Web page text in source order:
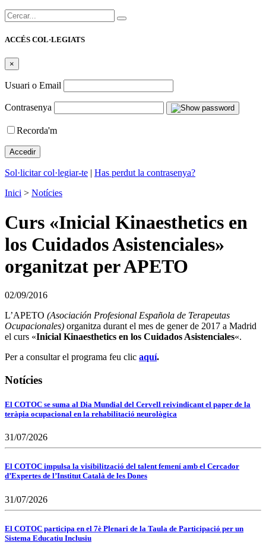
Cercar:
ACCÉS COL·LEGIATS
×
Usuari o Email
Contrasenya
Recorda'm
Sol·licitar col·legiar-te | Has perdut la contrasenya?
Inici > Notícies
Curs «Inicial Kinaesthetics en
los Cuidados Asistenciales»
organitzat per APETO
02/09/2016
L’APETO (Asociación Profesional Española de Terapeutas
Ocupacionales) organitza durant el mes de gener de 2017 a Madrid
el curs «Inicial Kinaesthetics en los Cuidados Asistenciales«.
Per a consultar el programa feu clic aquí.
Notícies
El COTOC se suma al Dia Mundial del Cervell reivindicant el paper de la
teràpia ocupacional en la rehabilitació neurològica
31/07/2026
El COTOC impulsa la visibilització del talent femení amb el Cercador
d’Expertes de l’Institut Català de les Dones
31/07/2026
El COTOC participa en el 7è Plenari de la Taula de Participació per un
Sistema Educatiu Inclusiu